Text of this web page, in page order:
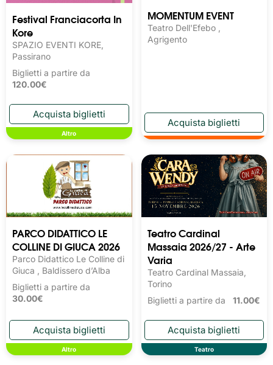
Festival Franciacorta In
Kore
SPAZIO EVENTI KORE,
Passirano
Biglietti a partire da
120.00€
Altro
MOMENTUM EVENT
Teatro Dell'Efebo ,
Agrigento
PARCO DIDATTICO LE
COLLINE DI GIUCA 2026
Parco Didattico Le Colline di
Giuca , Baldissero d’Alba
Biglietti a partire da
30.00€
Altro
Teatro Cardinal
Massaia 2026/27 - Arte
Varia
Teatro Cardinal Massaia,
Torino
Biglietti a partire da 11.00€
Teatro